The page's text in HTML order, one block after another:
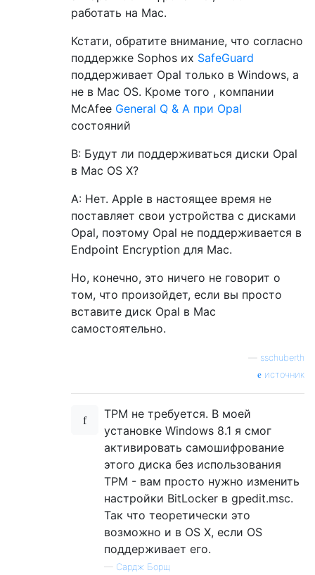
работать на Mac.
Кстати, обратите внимание, что согласно
поддержке Sophos их SafeGuard
поддерживает Opal только в Windows, а
не в Mac OS. Кроме того , компании
McAfee General Q & А при Opal
состояний
В: Будут ли поддерживаться диски Opal
в Mac OS X?
A: Нет. Apple в настоящее время не
поставляет свои устройства с дисками
Opal, поэтому Opal не поддерживается в
Endpoint Encryption для Mac.
Но, конечно, это ничего не говорит о
том, что произойдет, если вы просто
вставите диск Opal в Mac
самостоятельно.
sschuberth
источник
TPM не требуется. В моей
установке Windows 8.1 я смог
активировать самошифрование
этого диска без использования
TPM - вам просто нужно изменить
настройки BitLocker в gpedit.msc.
Так что теоретически это
возможно и в OS X, если OS
поддерживает его.
— Сардж Борщ